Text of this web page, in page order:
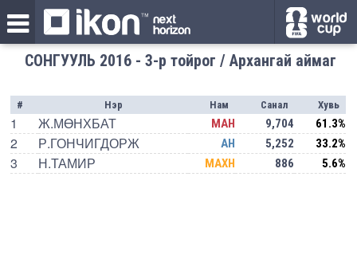
СОНГУУЛЬ 2016 - 3-р тойрог / Архангай аймаг
# Нэр Нам Санал Хувь
1 Ж.МӨНХБАТ МАН 9,704 61.3%
2 Р.ГОНЧИГДОРЖ АН 5,252 33.2%
3 Н.ТАМИР МАХН 886 5.6%